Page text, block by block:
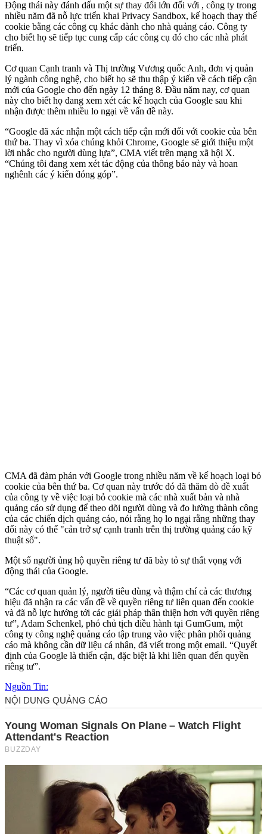
Động thái này đánh dấu một sự thay đổi lớn đối với , công ty trong
nhiều năm đã nỗ lực triển khai Privacy Sandbox, kế hoạch thay thế
cookie bằng các công cụ khác dành cho nhà quảng cáo. Công ty
cho biết họ sẽ tiếp tục cung cấp các công cụ đó cho các nhà phát
triển.
Cơ quan Cạnh tranh và Thị trường Vương quốc Anh, đơn vị quản
lý ngành công nghệ, cho biết họ sẽ thu thập ý kiến về cách tiếp cận
mới của Google cho đến ngày 12 tháng 8. Đầu năm nay, cơ quan
này cho biết họ đang xem xét các kế hoạch của Google sau khi
nhận được thêm nhiều lo ngại về vấn đề này.
“Google đã xác nhận một cách tiếp cận mới đối với cookie của bên
thứ ba. Thay vì xóa chúng khỏi Chrome, Google sẽ giới thiệu một
lời nhắc cho người dùng lựa”, CMA viết trên mạng xã hội X.
“Chúng tôi đang xem xét tác động của thông báo này và hoan
nghênh các ý kiến đóng góp”.
CMA đã đàm phán với Google trong nhiều năm về kế hoạch loại bỏ
cookie của bên thứ ba. Cơ quan này trước đó đã thăm dò đề xuất
của công ty về việc loại bỏ cookie mà các nhà xuất bản và nhà
quảng cáo sử dụng để theo dõi người dùng và đo lường thành công
của các chiến dịch quảng cáo, nói rằng họ lo ngại rằng những thay
đổi này có thể "cản trở sự cạnh tranh trên thị trường quảng cáo kỹ
thuật số".
Một số người ủng hộ quyền riêng tư đã bày tỏ sự thất vọng với
động thái của Google.
“Các cơ quan quản lý, người tiêu dùng và thậm chí cả các thương
hiệu đã nhận ra các vấn đề về quyền riêng tư liên quan đến cookie
và đã nỗ lực hướng tới các giải pháp thân thiện hơn với quyền riêng
tư”, Adam Schenkel, phó chủ tịch điều hành tại GumGum, một
công ty công nghệ quảng cáo tập trung vào việc phân phối quảng
cáo mà không cần dữ liệu cá nhân, đã viết trong một email. “Quyết
định của Google là thiển cận, đặc biệt là khi liên quan đến quyền
riêng tư”.
Nguồn Tin: